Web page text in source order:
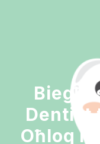
Biegħ
Dentist
Oħloq